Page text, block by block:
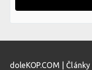
doleKOP.COM Články